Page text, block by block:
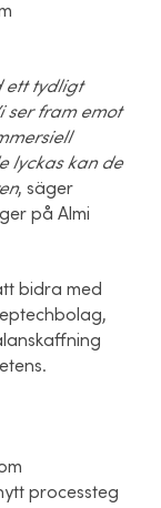
ett tydligt
ser fram emot
lyckas kan de
, säger
på Almi
bidra med
processteg